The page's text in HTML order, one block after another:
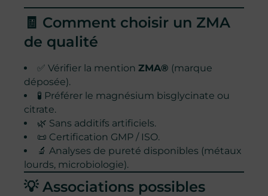
🧾 Comment choisir un ZMA
de qualité
✅ Vérifier la mention ZMA® (marque
déposée).
🧪 Préférer le magnésium bisglycinate ou
citrate.
🌿 Sans additifs artificiels.
📜 Certification GMP / ISO.
🔬 Analyses de pureté disponibles (métaux
lourds, microbiologie).
💡 Associations possibles